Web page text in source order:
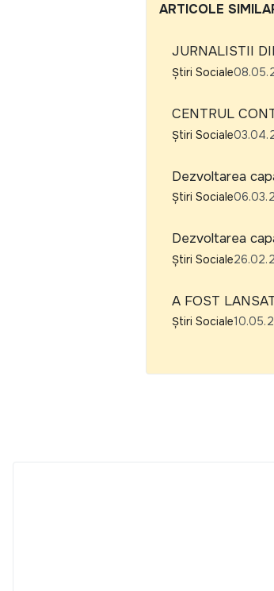
ARTICOLE
JURNALISTII
Știri Sociale
CENTRUL
Știri Sociale
Dezvoltarea
Știri Sociale
Dezvoltarea
Știri Sociale
A FOST
Știri Sociale